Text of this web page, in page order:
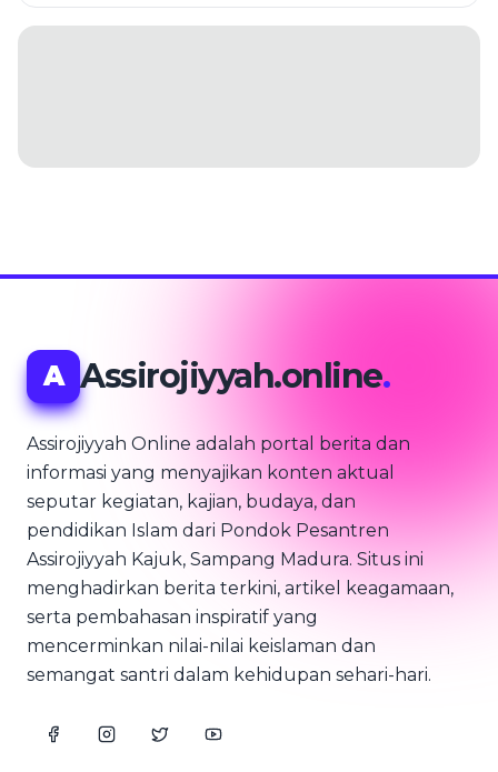
A Assirojiyyah.online.
Assirojiyyah Online adalah portal berita dan
informasi yang menyajikan konten aktual
seputar kegiatan, kajian, budaya, dan
pendidikan Islam dari Pondok Pesantren
Assirojiyyah Kajuk, Sampang Madura. Situs ini
menghadirkan berita terkini, artikel keagamaan,
serta pembahasan inspiratif yang
mencerminkan nilai-nilai keislaman dan
semangat santri dalam kehidupan sehari-hari.